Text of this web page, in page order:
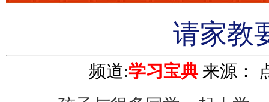
请家教
频道:学习宝典 来源：